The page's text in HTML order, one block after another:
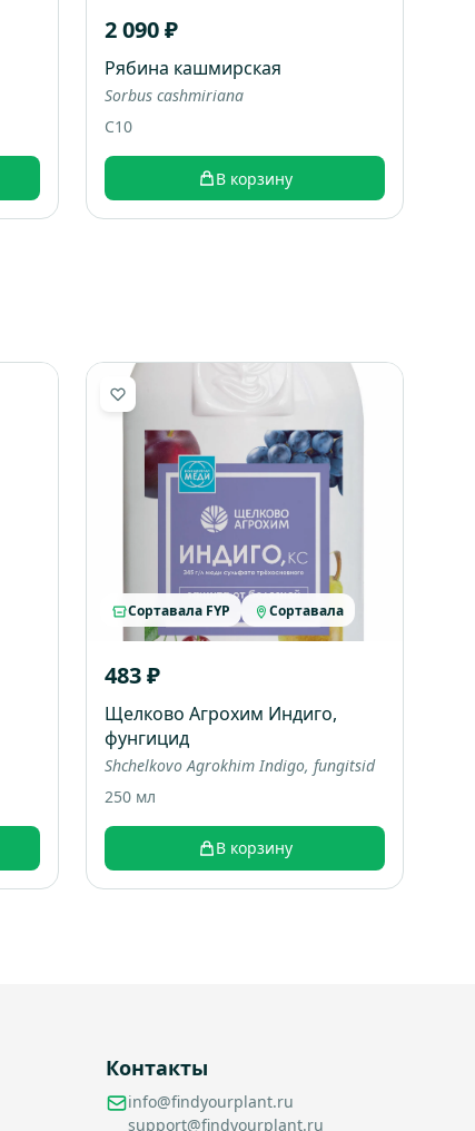
2 090 ₽
Рябина кашмирская
Sorbus cashmiriana
C10
В корзину
Сортавала FYP Сортавала
483 ₽
Щелково Агрохим Индиго,
фунгицид
Shchelkovo Agrokhim Indigo, fungitsid
250 мл
В корзину
Контакты
info@findyourplant.ru
support@findyourplant.ru